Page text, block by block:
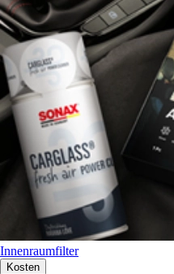
Innenraumfilter
Kosten